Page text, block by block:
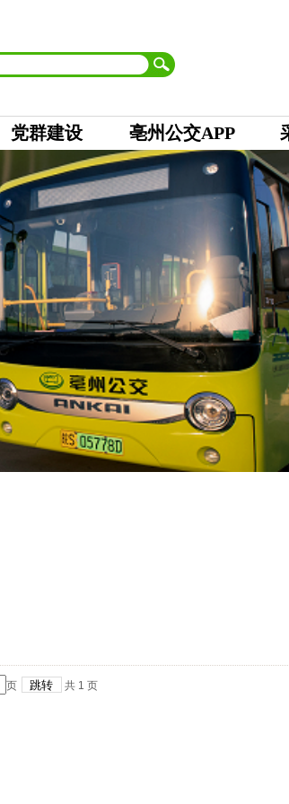
党群建设 亳州公交APP
页 共 1 页